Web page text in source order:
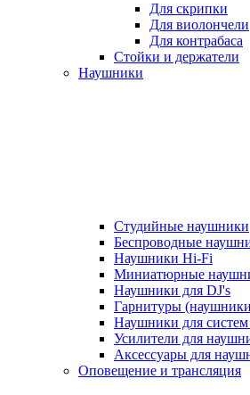
Для скрипки
Для виолончели
Для контрабаса
Стойки и держатели
Наушники
Студийные наушники
Беспроводные
Наушники Hi-Fi
Миниатюрные
Наушники для DJ's
Гарнитуры
Наушники для
Усилители для
Аксессуары для
Оповещение и трансляция